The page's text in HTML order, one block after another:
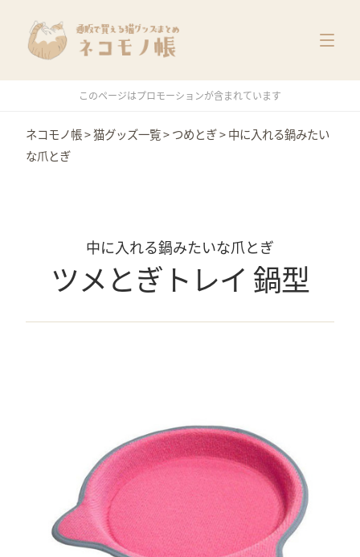
猫グッズ一覧
メーカー別
価格別
このページはプロモーションが含まれています
ネコモノ帳>猫グッズ一覧>つめとぎ>中に入れる鍋みたい
な爪とぎ
中に入れる鍋みたいな爪とぎ
ツメとぎトレイ 鍋型